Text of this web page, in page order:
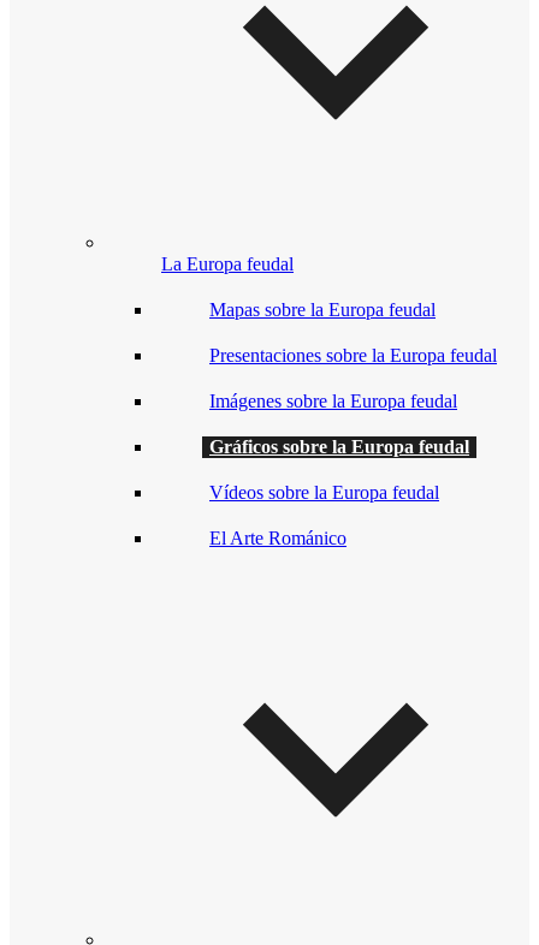
La Europa feudal
Mapas sobre la Europa feudal
Presentaciones sobre la Europa feudal
Imágenes sobre la Europa feudal
Gráficos sobre la Europa feudal
Vídeos sobre la Europa feudal
El Arte Románico